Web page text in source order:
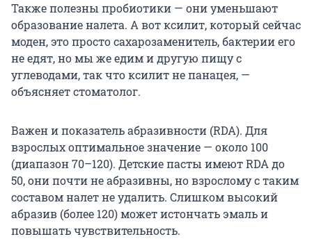
Также полезны пробиотики — они уменьшают
образование налета. А вот ксилит, который сейчас
моден, это просто сахарозаменитель, бактерии его
не едят, но мы же едим и другую пищу с
углеводами, так что ксилит не панацея, —
объясняет стоматолог.
Важен и показатель абразивности (RDA). Для
взрослых оптимальное значение — около 100
(диапазон 70–120). Детские пасты имеют RDA до
50, они почти не абразивны, но взрослому с таким
составом налет не удалить. Слишком высокий
абразив (более 120) может истончать эмаль и
повышать чувствительность.